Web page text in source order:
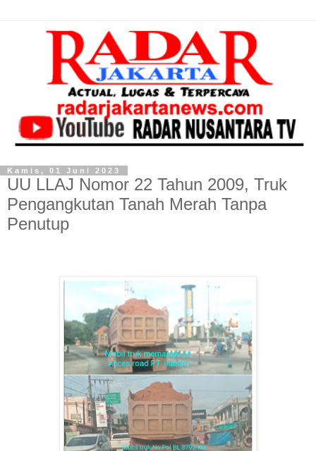
Kamis, 01 Juni 2023
UU LLAJ Nomor 22 Tahun 2009, Truk
Pengangkutan Tanah Merah Tanpa
Penutup